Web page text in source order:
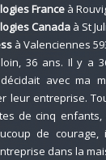
France à
Canada à St
à Valenciennes
loin, 36 ans. Il y a
décidait avec ma
leur entreprise.
de cinq enfants,
de courage,
dans la